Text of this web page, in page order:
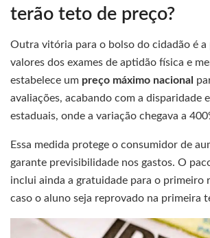
terão teto de preço?
Outra vitória para o bolso do cidadão é a
valores dos exames de aptidão física e
estabelece um preço máximo nacional
avaliações, acabando com a disparidade
estaduais, onde a variação chegava a
Essa medida protege o consumidor de
garante previsibilidade nos gastos. O
inclui ainda a gratuidade para o primeiro
caso o aluno seja reprovado na primeira